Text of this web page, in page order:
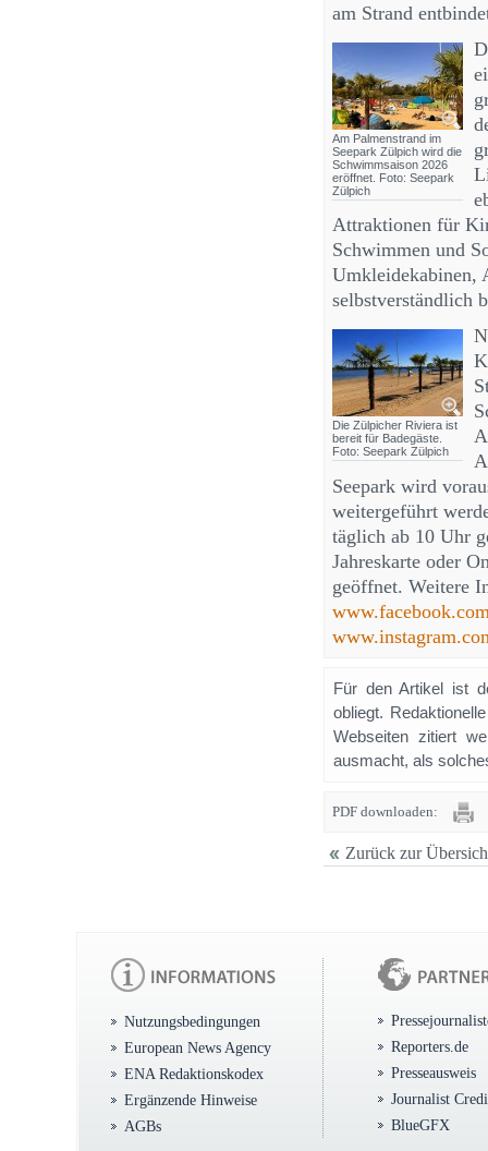
am Strand
Am Palmenstrand im
Seepark Zülpich wird die
Schwimmsaison 2026
eröffnet. Foto: Seepark
Zülpich
Attraktionen für
Schwimmen und
Umkleidekabinen,
selbstverständlich
Die Zülpicher Riviera ist
bereit für Badegäste.
Foto: Seepark Zülpich
Seepark wird
weitergeführt
täglich ab 10 Uhr
Jahreskarte oder
geöffnet. Weitere
Für den Artikel ist
obliegt.
Webseiten zitiert
ausmacht, als
PDF downloaden:
Zurück zur
Nutzungsbedingungen
European News Agency
ENA Redaktionskodex
Ergänzende Hinweise
AGBs
Reporters.de
Presseausweis
Journalist
BlueGFX